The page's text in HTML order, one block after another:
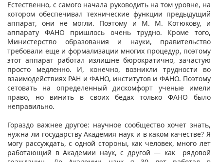
Естественно, с самого начала руководить на том уровне, на
котором обеспечивал технические функции предыдущий
аппарат, они не могли. Поэтому и М. М. Котюкову, и
аппарату ФАНО пришлось очень трудно. Кроме того,
Министерство образования и науки, правительство
требовали еще и формализации многих процедур, поэтому
этот аппарат работал излишне бюрократично, зачастую
просто медленно. И, конечно, возникли трудности во
взаимодействиях РАН и ФАНО, институтов и ФАНО. Поэтому
сетовать на определенный дискомфорт ученые имели
право, но винить в своих бедах только ФАНО было
неправильно.
Гораздо важнее другое: научное сообщество хочет знать,
нужна ли государству Академия наук и в каком качестве? Я
могу рассуждать, с одной стороны, как человек, много лет
работающий в Академии наук, с другой — как рядовой